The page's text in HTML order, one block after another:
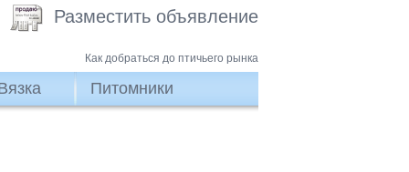
Разместить объявление
Как добраться до птичьего рынка
Питомники